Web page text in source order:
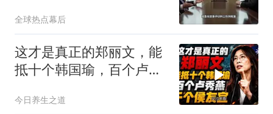
全球热点幕后
这才是真正的郑丽文，能
抵十个韩国瑜，百个卢秀
今日养生之道